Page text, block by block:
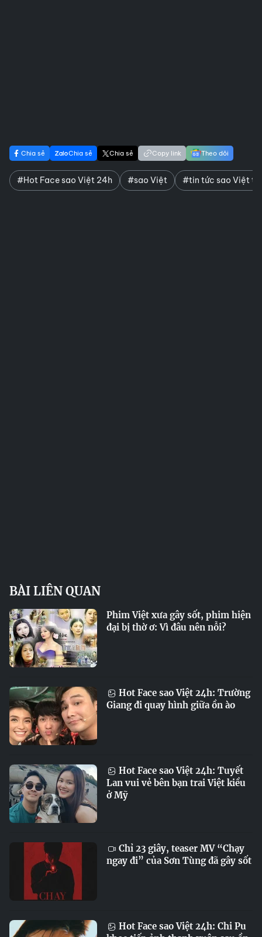
Chia sẻ Chia sẻ Chia sẻ Copy link Theo dõi
#Hot Face sao Việt 24h #sao Việt #tin tức sao Việt
BÀI LIÊN QUAN
Phim Việt xưa gây sốt, phim hiện
đại bị thờ ơ: Vì đâu nên nỗi?
Hot Face sao Việt 24h: Trường
Giang đi quay hình giữa ồn ào
Hot Face sao Việt 24h: Tuyết
Lan vui vẻ bên bạn trai Việt kiều
ở Mỹ
Chỉ 23 giây, teaser MV “Chạy
ngay đi” của Sơn Tùng đã gây sốt
Hot Face sao Việt 24h: Chi Pu